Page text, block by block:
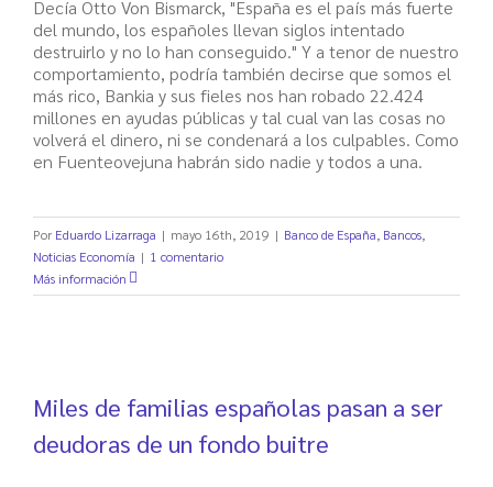
Decía Otto Von Bismarck, "España es el país más fuerte
del mundo, los españoles llevan siglos intentado
destruirlo y no lo han conseguido." Y a tenor de nuestro
comportamiento, podría también decirse que somos el
más rico, Bankia y sus fieles nos han robado 22.424
millones en ayudas públicas y tal cual van las cosas no
volverá el dinero, ni se condenará a los culpables. Como
en Fuenteovejuna habrán sido nadie y todos a una.
Por Eduardo Lizarraga | mayo 16th, 2019 | Banco de España Bancos
Noticias Economía | 1 comentario
Más información
Miles de familias españolas pasan a ser
deudoras de un fondo buitre